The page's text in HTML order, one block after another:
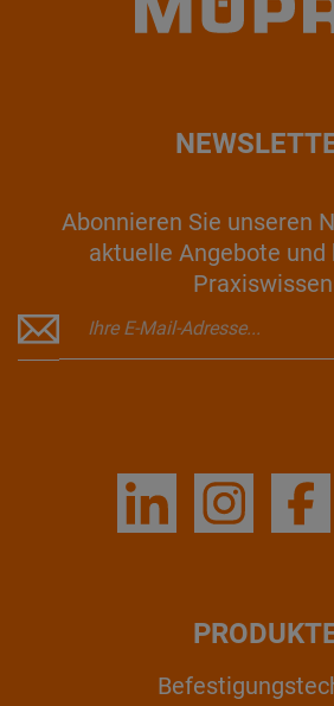
Abonnieren Sie unseren
aktuelle Angebote